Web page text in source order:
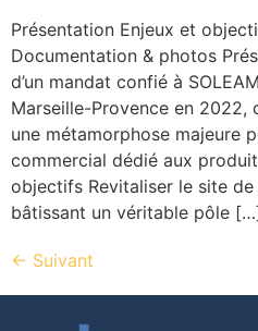
Présentation Enjeux et
Documentation & photos
d’un mandat confié à
Marseille-Provence en 2022,
une métamorphose majeure
commercial dédié aux
objectifs Revitaliser le site de
bâtissant un véritable pôle
← Suivant